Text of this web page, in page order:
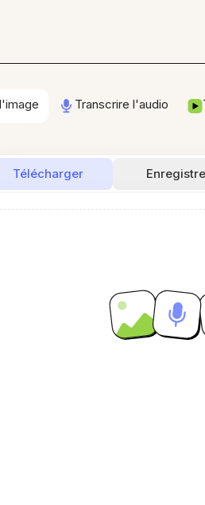
Transcrire l'audio
Télécharger